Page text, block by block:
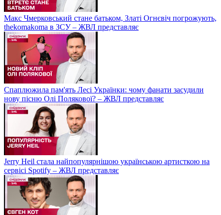
Макс Чмерковський стане батьком, Златі Огнєвіч погрожують,
thekomakoma в ЗСУ – ЖВЛ представляє
Спаплюжила пам'ять Лесі Українки: чому фанати засудили
нову пісню Олі Полякової? – ЖВЛ представляє
Jerry Heil стала найпопулярнішою українською артисткою на
сервісі Spotify – ЖВЛ представляє